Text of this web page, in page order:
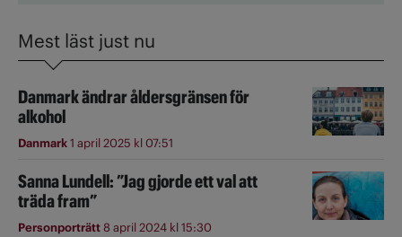
Mest läst just nu
Danmark ändrar åldersgränsen för
alkohol
Danmark1 april 2025 kl 07:51
Sanna Lundell: ”Jag gjorde ett val att
träda fram”
Personporträtt8 april 2024 kl 15:30